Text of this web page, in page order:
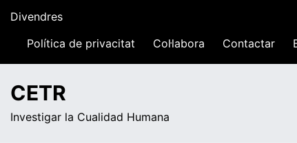
content
Divendres
00:19Política de privacitat Col·labora Contactar
CETR
Investigar la Cualidad Humana